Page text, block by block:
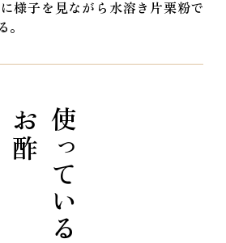
様子を見ながら水溶き片栗粉で
。
使っている
お酢